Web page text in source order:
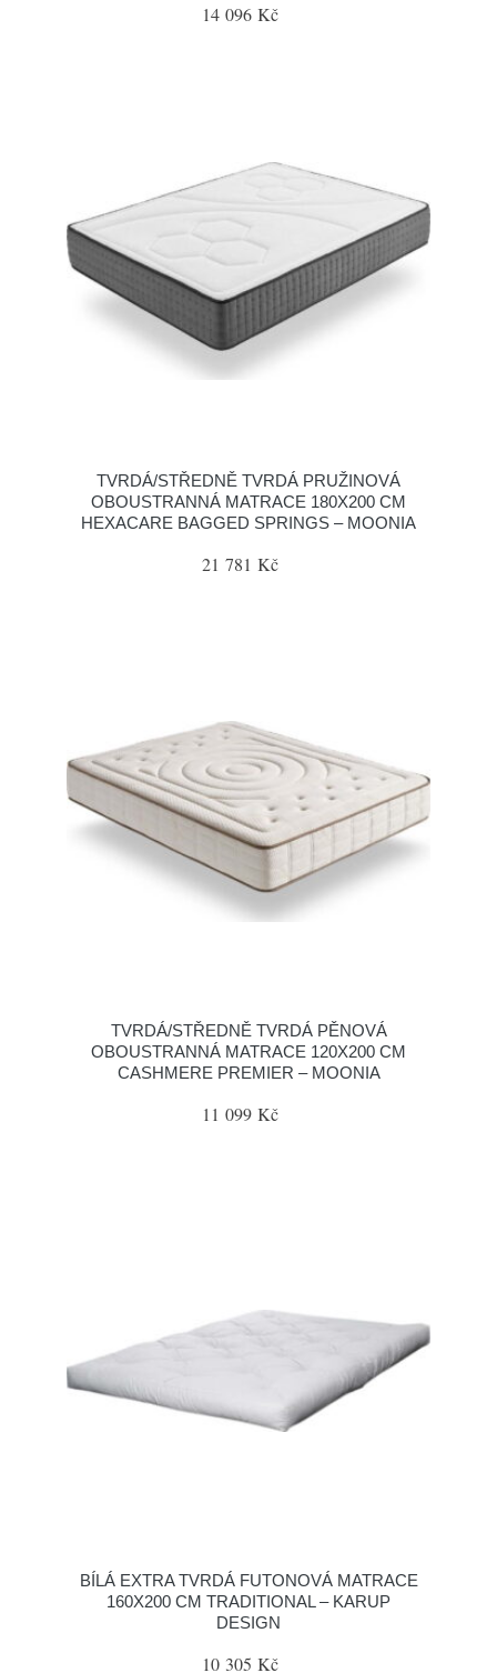
14 096 Kč
TVRDÁ/STŘEDNĚ TVRDÁ PRUŽINOVÁ
OBOUSTRANNÁ MATRACE 180X200 CM
HEXACARE BAGGED SPRINGS – MOONIA
21 781 Kč
TVRDÁ/STŘEDNĚ TVRDÁ PĚNOVÁ
OBOUSTRANNÁ MATRACE 120X200 CM
CASHMERE PREMIER – MOONIA
11 099 Kč
BÍLÁ EXTRA TVRDÁ FUTONOVÁ MATRACE
160X200 CM TRADITIONAL – KARUP
DESIGN
10 305 Kč